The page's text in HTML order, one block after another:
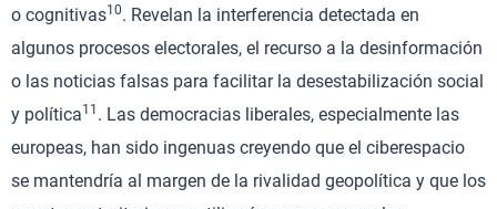
o cognitivas10. Revelan la interferencia detectada en
algunos procesos electorales, el recurso a la desinformación
o las noticias falsas para facilitar la desestabilización social
y política11 . Las democracias liberales, especialmente las
europeas, han sido ingenuas creyendo que el ciberespacio
se mantendría al margen de la rivalidad geopolítica y que los